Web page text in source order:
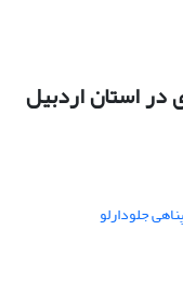
استان اردبیل
جلودارلو